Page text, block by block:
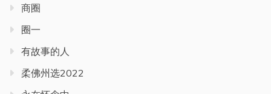
商圈
圈一
有故事的人
柔佛州选2022